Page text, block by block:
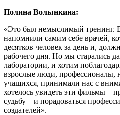
Полина Волынкина:
«Это был немыслимый тренинг.
напомнили самим себе врачей,
десятков человек за день и,
рабочего дня. Но мы старались
лаборатории, и хотим
взрослые люди,
учащихся, принимали нас с
хотелось увидеть эти фильмы –
судьбу – и порадоваться
создателей».